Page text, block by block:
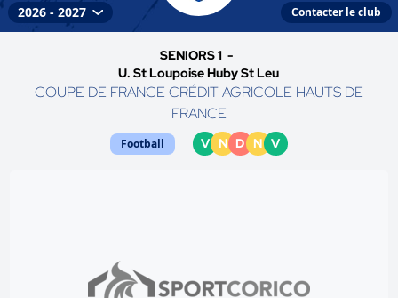
Contacter le club
SENIORS 1 -
U. St Loupoise Huby St Leu
COUPE DE FRANCE CRÉDIT AGRICOLE HAUTS DE
FRANCE
Football V N D N V